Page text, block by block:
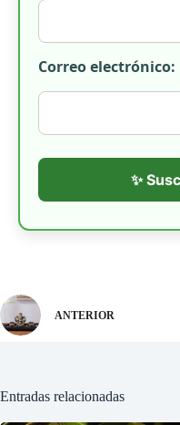
Correo electrónico:
✨
ANTERIOR
Entradas relacionadas